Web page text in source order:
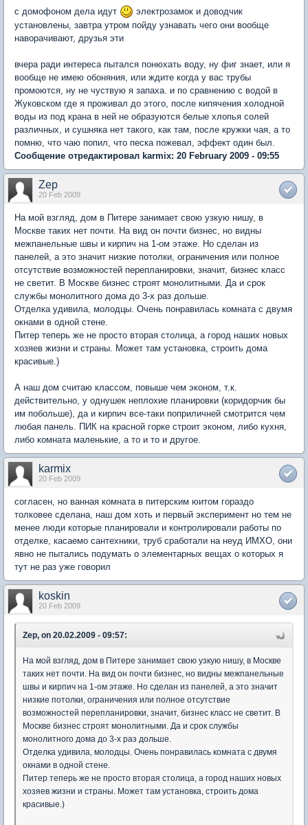
с домофоном дела идут
электрозамок и доводчик
установлены, завтра утром пойду узнавать чего они вообще
наворачивают, друзья эти
вчера ради интереса пытался понюхать воду, ну фиг знает, или я
вообще не имею обоняния, или ждите когда у вас трубы
промоются, ну не чуствую я запаха. и по сравнению с водой в
Жуковском где я проживал до этого, после кипячения холодной
воды из под крана в ней не образуются белые хлопья солей
различных, и сушняка нет такого, как там, после кружки чая, а то
помню, что чаю попил, что песка пожевал, эффект один был.
Сообщение отредактировал karmix: 20 February 2009 - 09:55
Zep
20 Feb 2009
На мой взгляд, дом в Питере занимает свою узкую нишу, в
Москве таких нет почти. На вид он почти бизнес, но видны
межпанельные швы и кирпич на 1-ом этаже. Но сделан из
панелей, а это значит низкие потолки, ограничения или полное
отсутствие возможностей перепланировки, значит, бизнес класс
не светит. В Москве бизнес строят монолитными. Да и срок
службы монолитного дома до 3-х раз дольше.
Отделка удивила, молодцы. Очень понравилась комната с двумя
окнами в одной стене.
Питер теперь же не просто вторая столица, а город наших новых
хозяев жизни и страны. Может там установка, строить дома
красивые.)
А наш дом считаю классом, повыше чем эконом, т.к.
действительно, у однушек неплохие планировки (коридорчик бы
им побольше), да и кирпич все-таки поприличней смотрится чем
любая панель. ПИК на красной горке строит эконом, либо кухня,
либо комната маленькие, а то и то и другое.
karmix
20 Feb 2009
согласен, но ванная комната в питерским юитом гораздо
толковее сделана, наш дом хоть и первый эксперимент но тем не
менее люди которые планировали и контролировали работы по
отделке, касаемо сантехники, труб сработали на неуд ИМХО, они
явно не пытались подумать о элементарных вещах о которых я
тут не раз уже говорил
koskin
20 Feb 2009
Zep, on 20.02.2009 - 09:57:
На мой взгляд, дом в Питере занимает свою узкую нишу, в Москве
таких нет почти. На вид он почти бизнес, но видны межпанельные
швы и кирпич на 1-ом этаже. Но сделан из панелей, а это значит
низкие потолки, ограничения или полное отсутствие
возможностей перепланировки, значит, бизнес класс не светит. В
Москве бизнес строят монолитными. Да и срок службы
монолитного дома до 3-х раз дольше.
Отделка удивила, молодцы. Очень понравилась комната с двумя
окнами в одной стене.
Питер теперь же не просто вторая столица, а город наших новых
хозяев жизни и страны. Может там установка, строить дома
красивые.)